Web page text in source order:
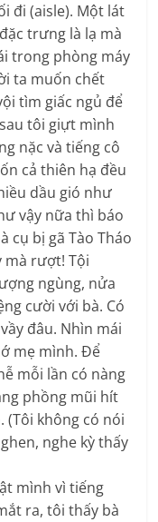
đi (aisle). Một lát
trưng là lạ mà
trong phòng máy
ta muốn chết
tìm giấc ngủ để
tôi giựt mình
nặc và tiếng cô
cả thiên hạ đều
dầu gió như
vậy nữa thì báo
cụ bị gã Tào Tháo
mà rượt! Tội
ngùng, nửa
cười với bà. Có
đâu. Nhìn mái
mẹ mình. Để
mỗi lần có nàng
phồng mũi hít
không có nói
nghe kỳ thấy
mình vì tiếng
ra, tôi thấy bà